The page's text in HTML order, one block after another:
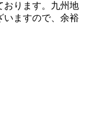
おります。九州地
いますので、余裕